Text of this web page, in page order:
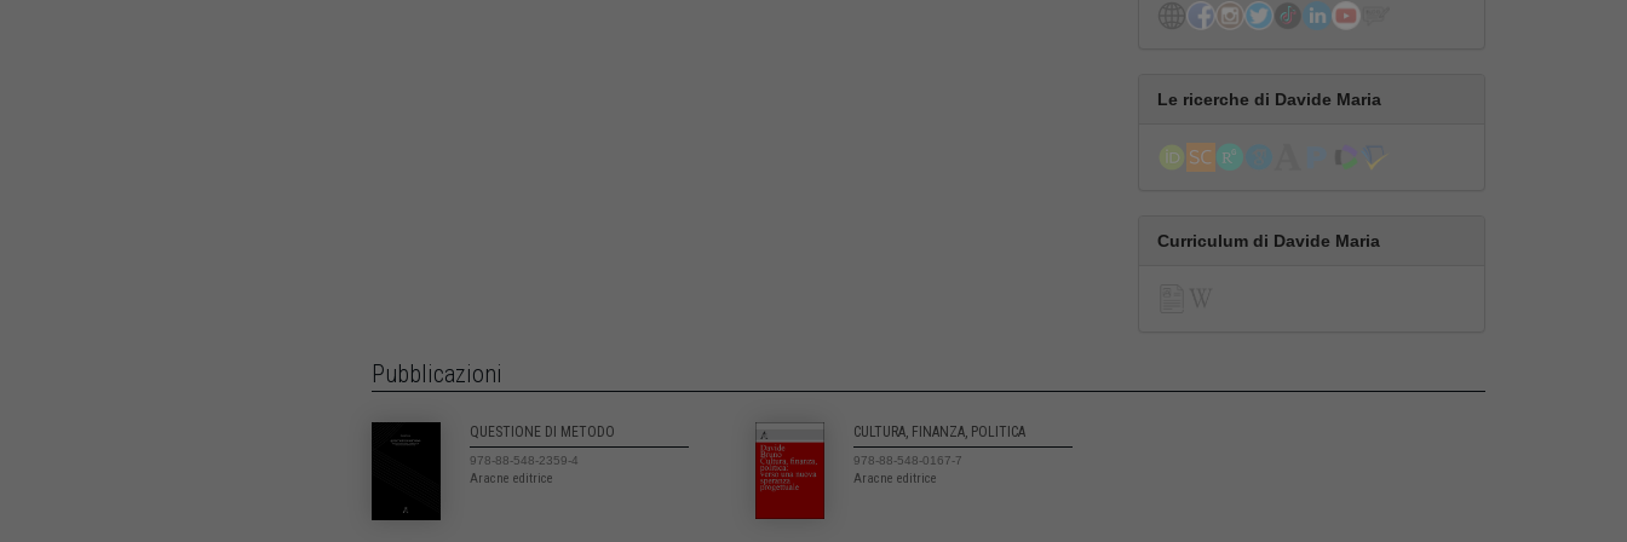
Le ricerche di Davide Maria
Curriculum di Davide Maria
Pubblicazioni
QUESTIONE DI METODO
978-88-548-2359-4
Aracne editrice
CULTURA, FINANZA, POLITICA
978-88-548-0167-7
Aracne editrice